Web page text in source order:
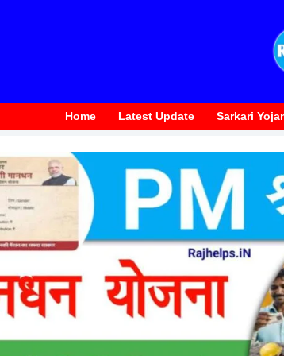
Home Latest Update Sarkari